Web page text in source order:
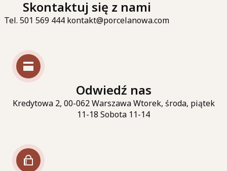
Skontaktuj się z nami
Tel. 501 569 444 kontakt@porcelanowa.com
Odwiedź nas
Kredytowa 2, 00-062 Warszawa Wtorek, środa, piątek
11-18 Sobota 11-14